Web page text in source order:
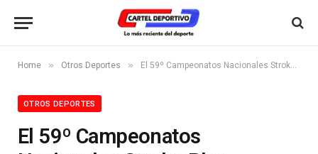
Home » Otros Deportes » El 59º Campeonatos Nacionales Stroke Play arrancan este jueves en Casa de Campo
OTROS DEPORTES
El 59º Campeonatos